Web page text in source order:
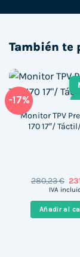
También te
-17%
Monitor TPV
170 17″/
280,23€ El
era:
IVA
Añadir al